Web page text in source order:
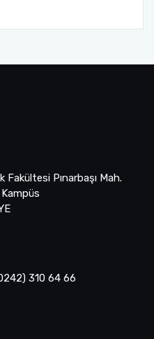
Pınarbaşı Mah.
310 64 66